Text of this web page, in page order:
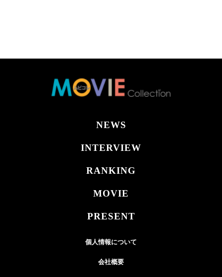
NEWS
INTERVIEW
RANKING
MOVIE
PRESENT
個人情報について
会社概要